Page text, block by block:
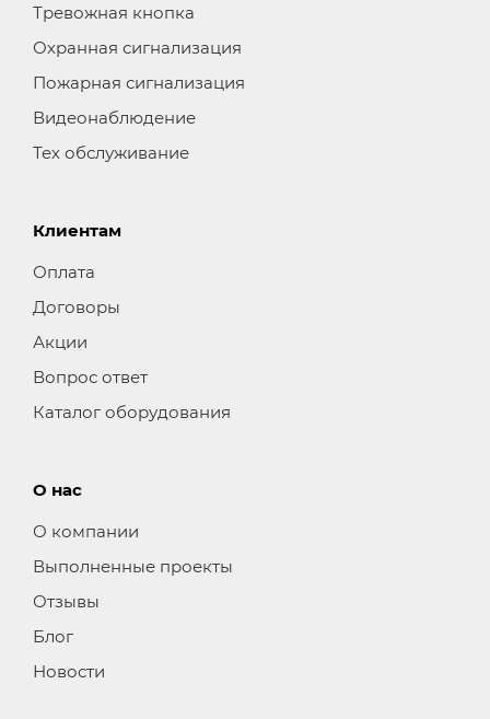
Тревожная кнопка
Охранная сигнализация
Пожарная сигнализация
Видеонаблюдение
Тех обслуживание
Клиентам
Оплата
Договоры
Акции
Вопрос ответ
Каталог оборудования
О нас
О компании
Выполненные проекты
Отзывы
Блог
Новости